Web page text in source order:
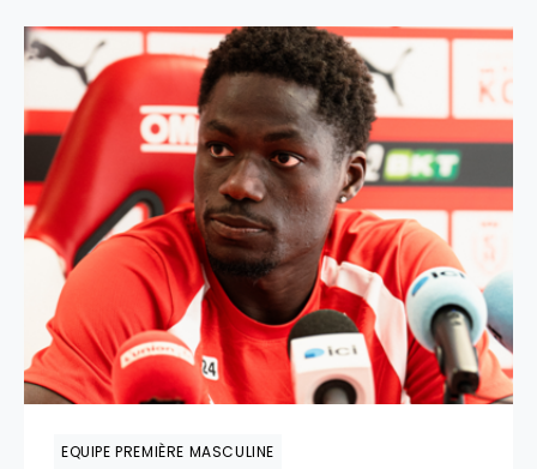
EQUIPE PREMIÈRE MASCULINE